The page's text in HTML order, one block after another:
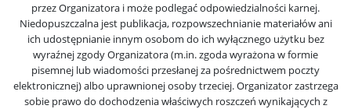
przez Organizatora i może podlegać odpowiedzialności karnej.
Niedopuszczalna jest publikacja, rozpowszechnianie materiałów ani
ich udostępnianie innym osobom do ich wyłącznego użytku bez
wyraźnej zgody Organizatora (m.in. zgoda wyrażona w formie
pisemnej lub wiadomości przesłanej za pośrednictwem poczty
elektronicznej) albo uprawnionej osoby trzeciej. Organizator zastrzega
sobie prawo do dochodzenia właściwych roszczeń wynikających z